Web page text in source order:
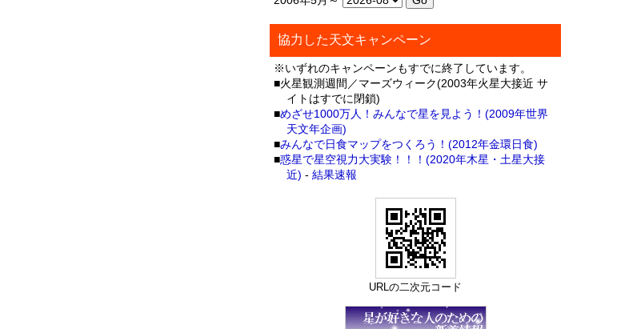
協力した天文キャンペーン
※いずれのキャンペーンもすでに終了しています。
■火星観測週間／マーズウィーク(2003年火星大接近 サ
イトはすでに閉鎖)
■めざせ1000万人！みんなで星を見よう！(2009年世界
天文年企画)
■みんなで日食マップをつくろう！(2012年金環日食)
■惑星で星空視力大実験！！！(2020年木星・土星大接
近) -結果速報
URLの二次元コード